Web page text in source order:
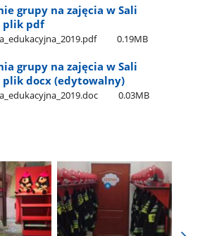
grupy na zajęcia w Sali
plik pdf
0.19MB
grupy na zajęcia w Sali
docx (edytowalny)
0.03MB